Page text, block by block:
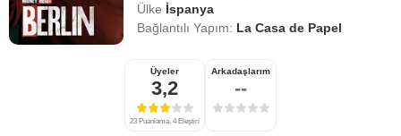
Ülke İspanya
Bağlantılı Yapım: La Casa de Papel
Üyeler
3,2
23 Puanlama, 4 Eleştiri
Arkadaşlarım
--